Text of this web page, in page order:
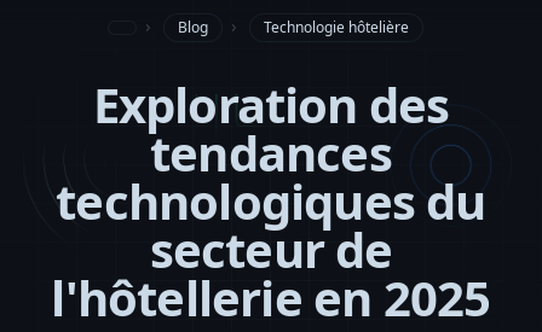
Blog Technologie hôtelière
Exploration des
tendances
technologiques du
secteur de
l'hôtellerie en 2025